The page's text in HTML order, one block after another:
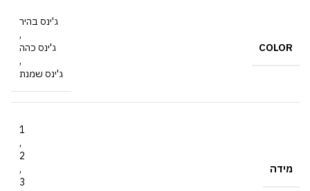
COLOR
ג'ינס בהיר
,
ג'ינס כהה
,
ג'ינס שמנת
מידה
1
,
2
,
3